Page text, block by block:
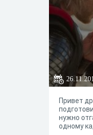
Привет
нужно
одному